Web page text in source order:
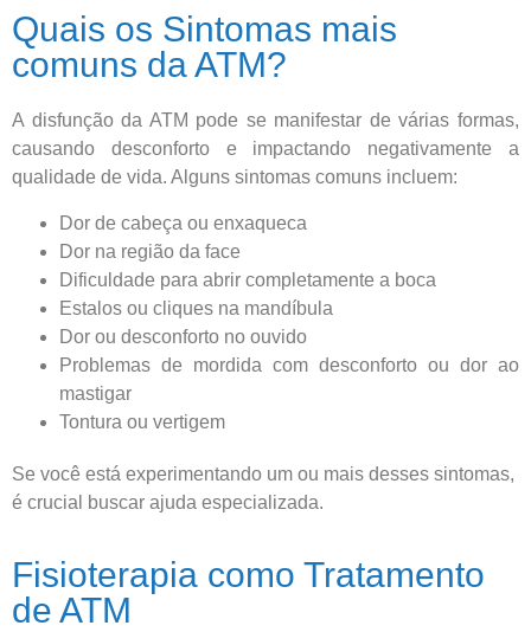
Quais os Sintomas mais
comuns da ATM?
A disfunção da ATM pode se manifestar de várias formas,
causando desconforto e impactando negativamente a
qualidade de vida. Alguns sintomas comuns incluem:
Dor de cabeça ou enxaqueca
Dor na região da face
Dificuldade para abrir completamente a boca
Estalos ou cliques na mandíbula
Dor ou desconforto no ouvido
Problemas de mordida com desconforto ou dor ao
mastigar
Tontura ou vertigem
Se você está experimentando um ou mais desses sintomas,
é crucial buscar ajuda especializada.
Fisioterapia como Tratamento
de ATM